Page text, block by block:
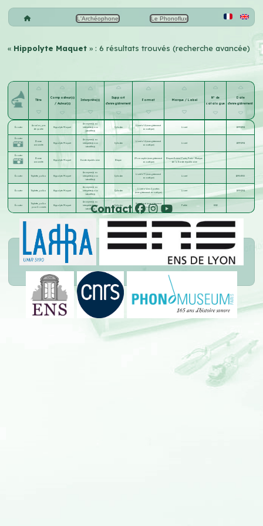
L'Archéophone Le Phonoflux
« Hippolyte Maquet» : 6 résultats trouvés (recherche avancée)
Titre
Compositeur(s)
/ Auteur(s)
Interprète(s)
Support
d'enregistrement
Format Marque / Label
N° de
catalogue
Date
d'enregistrement
Écouter
Au salon, pas
de quatre
Hippolyte Maquet
Anonyme(s) ou
interprète(s) non
identifié(s)
Cylindre
Lioret n°4 (enregistrement
acoustique)
Lioret 1899-1901
Écouter
Danse
annamite
Hippolyte Maquet
Anonyme(s) ou
interprète(s) non
identifié(s)
Cylindre
Lioret n°4 (enregistrement
acoustique)
Lioret 1899-1901
Écouter
Danse
annamite
Hippolyte Maquet Garde républicaine Disque
29 cm saphir (enregistrement
acoustique)
Disques Gabriel Parès, Paris – Musique
de la Garde républicaine
Écouter Triplette, polka Hippolyte Maquet
Anonyme(s) ou
interprète(s) non
identifié(s)
Cylindre
Lioret n°3 (enregistrement
acoustique)
Lioret 1895-1900
Écouter Triplette, polka Hippolyte Maquet
Anonyme(s) ou
interprète(s) non
identifié(s)
Cylindre
Lioret n°4 en 2 parties
(enregistrement acoustique)
Lioret 1899-1901
Écouter
Triplette, polka
pour 2 cornets
Hippolyte Maquet
Anonyme(s) ou
interprète(s) non
identifié(s)
Cylindre
Standard (enregistrement
acoustique)
Pathé 8212
Contact